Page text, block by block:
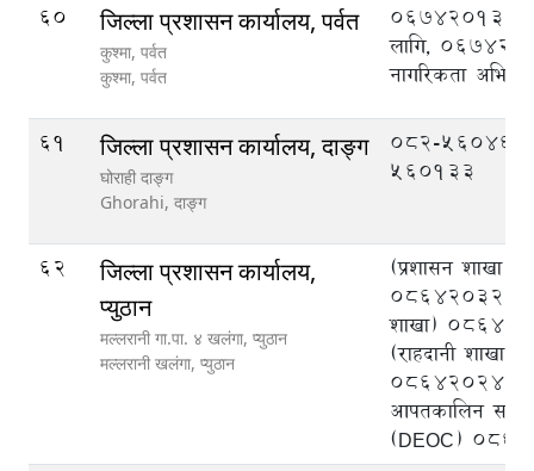
60
जिल्ला प्रशासन कार्यालय, पर्वत
कुश्मा, पर्वत
कुश्मा, पर्वत
067420134
लागि,
नागरिकता
61 जिल्ला प्रशासन कार्यालय, दाङ्ग
घोराही दाङ्ग
Ghorahi, दाङ्ग
082-
560133
62
जिल्ला प्रशासन कार्यालय,
प्युठान
मल्लरानी गा.पा. ४ खलंगा, प्युठान
मल्लरानी खलंगा, प्युठान
(प्रशासन शाखा)
086420327,
शाखा)
(राहदानी शाखा)
086420243,
आपतकालिन
(DEOC)